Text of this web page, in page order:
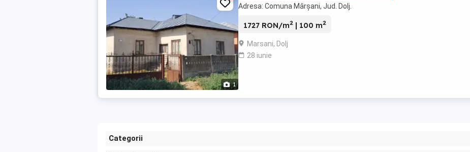
1
Adresa: Comuna Mârșani, Jud. Dolj.
1727 RON/m2 | 100 m2
Marsani, Dolj
28 iunie
Categorii